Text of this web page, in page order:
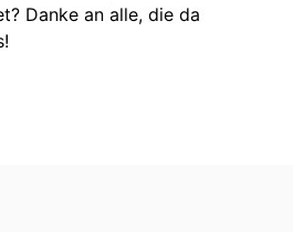
Danke an alle, die da